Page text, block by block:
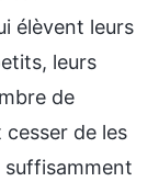
élèvent leurs
leurs
de
cesser de les